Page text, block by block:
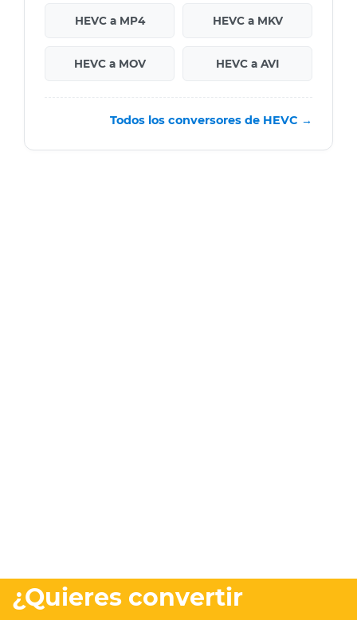
HEVC a MP4 HEVC a MKV
HEVC a MOV HEVC a AVI
Todos los conversores de HEVC →
¿Quieres convertir